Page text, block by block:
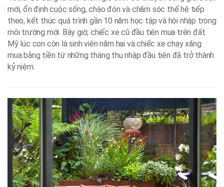
mới, ổn định cuộc sống, chào đón và chăm sóc thế hệ tiếp
theo, kết thúc quá trình gần 10 năm học tập và hội nhập trong
môi trường mới. Bây giờ, chiếc xe cũ đầu tiên mua trên đất
Mỹ lúc con còn là sinh viên năm hai và chiếc xe chạy xăng
mua bằng tiền từ những tháng thu nhập đầu tiên đã trở thành
kỷ niệm.